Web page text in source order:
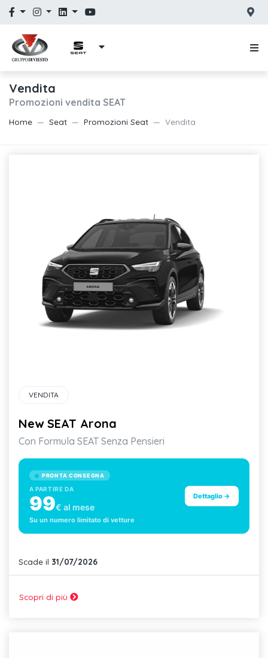
Vendita
Promozioni vendita SEAT
Home Seat Promozioni Seat Vendita
VENDITA
New SEAT Arona
Con Formula SEAT Senza Pensieri
PRONTA CONSEGNA
A PARTIRE DA
99€ al mese
Su un numero limitato di vetture
Dettaglio →
Scade il 31/07/2026
Scopri di più